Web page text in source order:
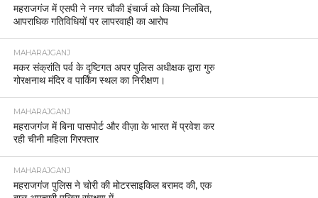
महराजगंज में एसपी ने नगर चौकी इंचार्ज को किया निलंबित,
आपराधिक गतिविधियों पर लापरवाही का आरोप
MAHARAJGANJ
मकर संक्रांति पर्व के दृष्टिगत अपर पुलिस अधीक्षक द्वारा गुरु
गोरक्षनाथ मंदिर व पार्किंग स्थल का निरीक्षण।
MAHARAJGANJ
महराजगंज में बिना पासपोर्ट और वीज़ा के भारत में प्रवेश कर
रही चीनी महिला गिरफ्तार
MAHARAJGANJ
महराजगंज पुलिस ने चोरी की मोटरसाइकिल बरामद की, एक